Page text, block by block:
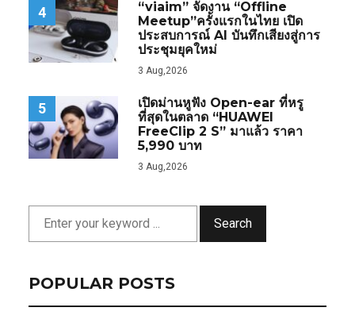
4
“viaim” จัดงาน “Offline
Meetup”ครั้งแรกในไทย เปิด
ประสบการณ์ AI บันทึกเสียงสู่การ
ประชุมยุคใหม่
3 Aug,2026
5
เปิดม่านหูฟัง Open-ear ที่หรู
ที่สุดในตลาด “HUAWEI
FreeClip 2 S” มาแล้ว ราคา
5,990 บาท
3 Aug,2026
Search
POPULAR POSTS